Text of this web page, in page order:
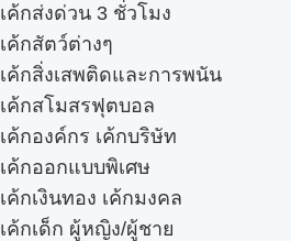
เค้กส่งด่วน 3 ชั่วโมง
เค้กสัตว์ต่างๆ
เค้กสิ่งเสพติดและการพนัน
เค้กสโมสรฟุตบอล
เค้กองค์กร เค้กบริษัท
เค้กออกแบบพิเศษ
เค้กเงินทอง เค้กมงคล
เค้กเด็ก ผู้หญิง/ผู้ชาย